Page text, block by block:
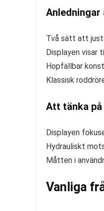
Två sätt att
Displayen visar
Hopfällbar
Klassisk
Att tänka på
Displayen
Hydrauliskt
Måtten i
Vanliga